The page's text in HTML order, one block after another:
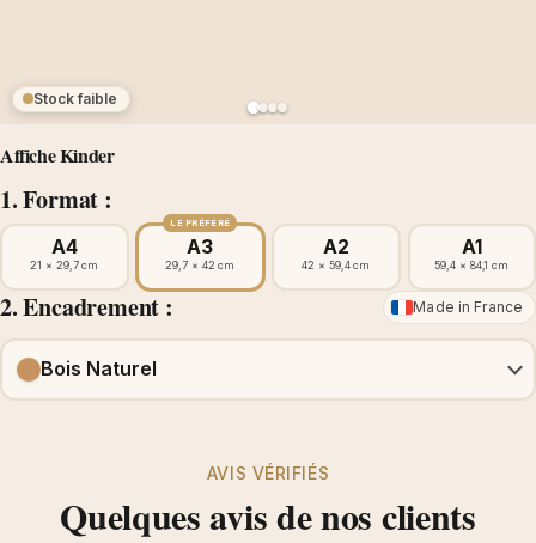
Affiche Kinder
1. Format :
Stock faible
A4
21 × 29,7 cm
LE PRÉFÉRÉ
A3
29,7 × 42 cm
A2
42 × 59,4 cm
A1
59,4 × 84,1 cm
2. Encadrement : Made in France
Bois Naturel
AVIS VÉRIFIÉS
Quelques avis de nos clients